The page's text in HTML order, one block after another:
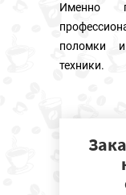
Именно
поломки
техники.